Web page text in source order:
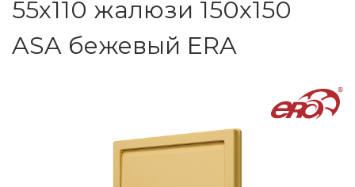
55х110 жалюзи 150х150
ASA бежевый ERA